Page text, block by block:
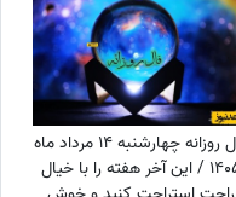
فال روزانه چهارشنبه 14 مرداد ماه
1405 / این آخر هفته را با خیال